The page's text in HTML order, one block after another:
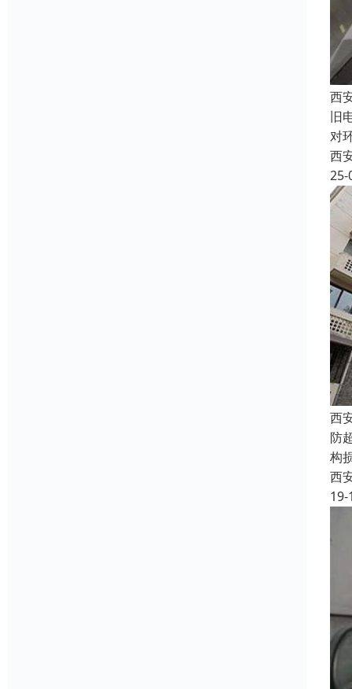
西
旧
对
西
25-
西
防
构
西
19-